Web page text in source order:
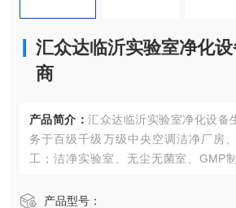
汇众达临沂实验室净化
商
产品简介： 汇众达临沂实验室净化设备
务于百级千级万级中央空调洁净厂房
工；洁净实验室、无尘无菌室、GMP
司欢迎新老客户前来公司参观、洽谈、合
产品型号：